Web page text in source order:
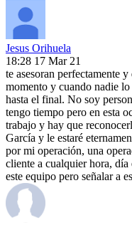
Jesus Orihuela
18:28 17 Mar 21
te asesoran perfectamente
momento y cuando nadie
hasta el final. No soy
tengo tiempo pero en esta
trabajo y hay que
García y le estaré
por mi operación, una
cliente a cualquier hora,
este equipo pero señalar a